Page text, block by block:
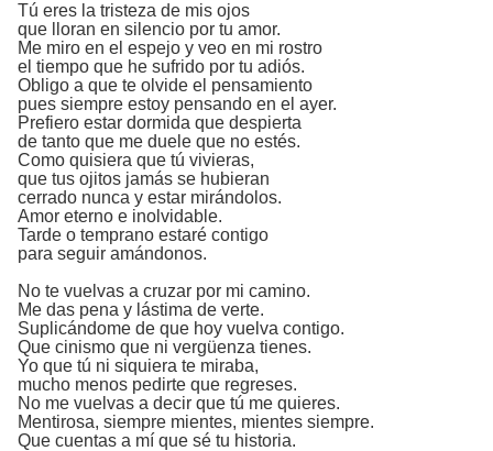
Tú eres la tristeza de mis ojos
que lloran en silencio por tu amor.
Me miro en el espejo y veo en mi rostro
el tiempo que he sufrido por tu adiós.
Obligo a que te olvide el pensamiento
pues siempre estoy pensando en el ayer.
Prefiero estar dormida que despierta
de tanto que me duele que no estés.
Como quisiera que tú vivieras,
que tus ojitos jamás se hubieran
cerrado nunca y estar mirándolos.
Amor eterno e inolvidable.
Tarde o temprano estaré contigo
para seguir amándonos.
No te vuelvas a cruzar por mi camino.
Me das pena y lástima de verte.
Suplicándome de que hoy vuelva contigo.
Que cinismo que ni vergüenza tienes.
Yo que tú ni siquiera te miraba,
mucho menos pedirte que regreses.
No me vuelvas a decir que tú me quieres.
Mentirosa, siempre mientes, mientes siempre.
Que cuentas a mí que sé tu historia.